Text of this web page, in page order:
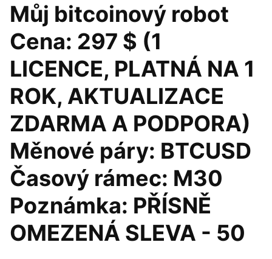
Můj bitcoinový robot
Cena: 297 $ (1
LICENCE, PLATNÁ NA 1
ROK, AKTUALIZACE
ZDARMA A PODPORA)
Měnové páry: BTCUSD
Časový rámec: M30
Poznámka: PŘÍSNĚ
OMEZENÁ SLEVA - 50